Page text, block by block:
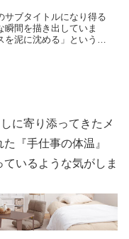
サブタイトルになり得る
瞬間を描き出していま
泥に沈める」という里
に寄り添ってきたメ
『手仕事の体温』
いるような気がしま